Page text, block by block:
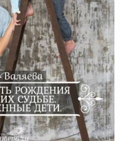
Детей В Их Судьбе.